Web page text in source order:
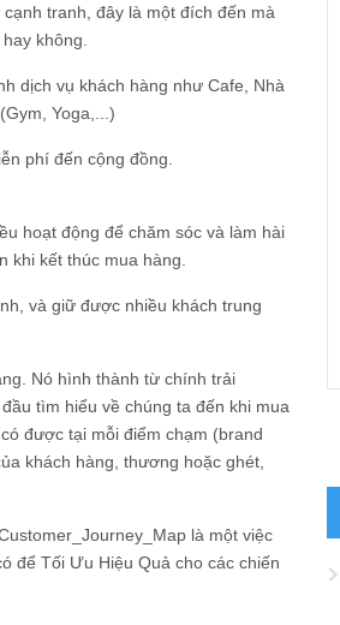
tranh, đây là một đích đến mà
không.
dịch vụ khách hàng như Cafe, Nhà
Yoga,...)
phí đến cộng đồng.
hoạt động để chăm sóc và làm hài
khi kết thúc mua hàng.
và giữ được nhiều khách trung
Nó hình thành từ chính trải
tìm hiểu về chúng ta đến khi mua
được tại mỗi điểm chạm (brand
khách hàng, thương hoặc ghét,
là một việc
để Tối Ưu Hiệu Quả cho các chiến